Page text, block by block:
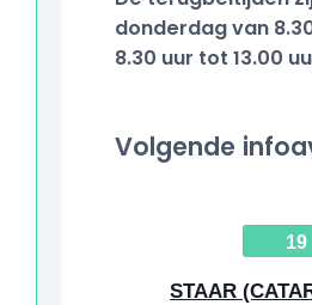
donderdag van
8.30 uur tot 13.00
Volgende
19
STAAR